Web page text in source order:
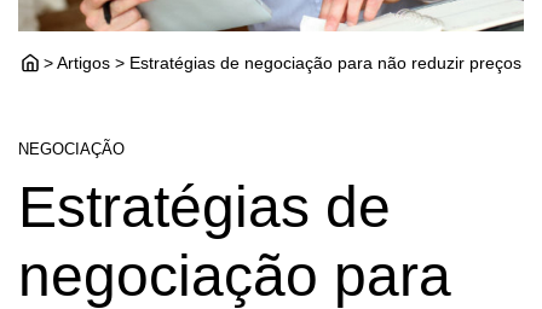
> Artigos > Estratégias de negociação para não reduzir preços
NEGOCIAÇÃO
Estratégias de
negociação para